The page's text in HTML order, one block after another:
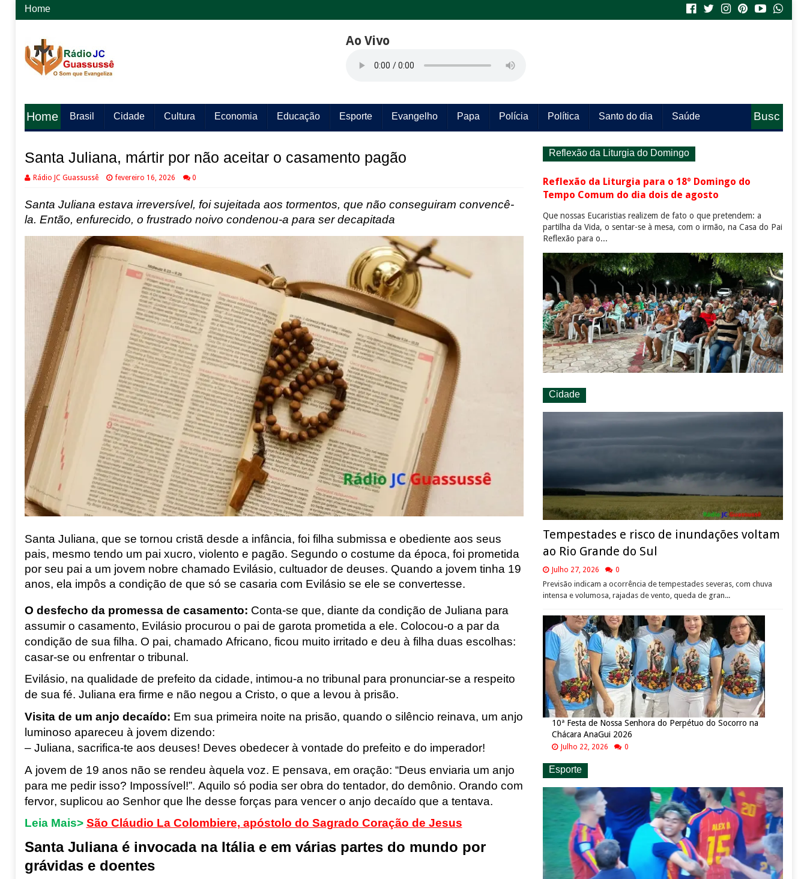
Home
Ao Vivo
Home Brasil Cidade Cultura Economia Educação Esporte Evangelho Papa Polícia Política Santo do dia Saúde
Busc
Santa Juliana, mártir por não aceitar o casamento pagão
Rádio JC Guassussê fevereiro 16, 2026 0
Santa Juliana estava irreversível, foi sujeitada aos tormentos, que não conseguiram convencê-
la. Então, enfurecido, o frustrado noivo condenou-a para ser decapitada
Santa Juliana, que se tornou cristã desde a infância, foi filha submissa e obediente aos seus
pais, mesmo tendo um pai xucro, violento e pagão. Segundo o costume da época, foi prometida
por seu pai a um jovem nobre chamado Evilásio, cultuador de deuses. Quando a jovem tinha 19
anos, ela impôs a condição de que só se casaria com Evilásio se ele se convertesse.
O desfecho da promessa de casamento: Conta-se que, diante da condição de Juliana para
assumir o casamento, Evilásio procurou o pai de garota prometida a ele. Colocou-o a par da
condição de sua filha. O pai, chamado Africano, ficou muito irritado e deu à filha duas escolhas:
casar-se ou enfrentar o tribunal.
Evilásio, na qualidade de prefeito da cidade, intimou-a no tribunal para pronunciar-se a respeito
de sua fé. Juliana era firme e não negou a Cristo, o que a levou à prisão.
Visita de um anjo decaído: Em sua primeira noite na prisão, quando o silêncio reinava, um anjo
luminoso apareceu à jovem dizendo:
– Juliana, sacrifica-te aos deuses! Deves obedecer à vontade do prefeito e do imperador!
A jovem de 19 anos não se rendeu àquela voz. E pensava, em oração: “Deus enviaria um anjo
para me pedir isso? Impossível!”. Aquilo só podia ser obra do tentador, do demônio. Orando com
fervor, suplicou ao Senhor que lhe desse forças para vencer o anjo decaído que a tentava.
Leia Mais> São Cláudio La Colombiere, apóstolo do Sagrado Coração de Jesus
Santa Juliana é invocada na Itália e em várias partes do mundo por
grávidas e doentes
Reflexão da Liturgia do Domingo
Reflexão da Liturgia para o 18º Domingo do
Tempo Comum do dia dois de agosto
Que nossas Eucaristias realizem de fato o que pretendem: a
partilha da Vida, o sentar-se à mesa, com o irmão, na Casa do Pai
Reflexão para o...
Cidade
Tempestades e risco de inundações voltam
ao Rio Grande do Sul
Julho 27, 2026 0
Previsão indicam a ocorrência de tempestades severas, com chuva
intensa e volumosa, rajadas de vento, queda de gran...
10ª Festa de Nossa Senhora do Perpétuo do Socorro na
Chácara AnaGui 2026
Julho 22, 2026 0
Esporte